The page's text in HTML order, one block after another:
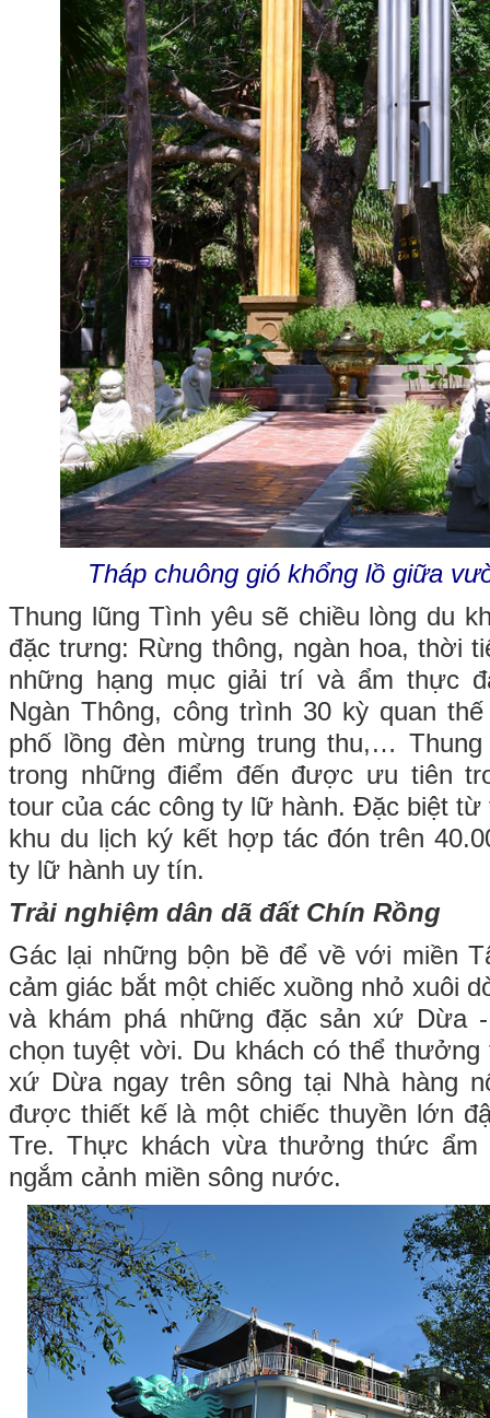
Tháp chuông gió khổng lồ giữa
Thung lũng Tình yêu sẽ chiều lòng du
đặc trưng: Rừng thông, ngàn hoa, thời
những hạng mục giải trí và ẩm thực
Ngàn Thông, công trình 30 kỳ quan
phố lồng đèn mừng trung thu,…
trong những điểm đến được ưu tiên
tour của các công ty lữ hành. Đặc biệt từ
khu du lịch ký kết hợp tác đón trên
ty lữ hành uy tín.
Trải nghiệm dân dã đất Chín Rồng
Gác lại những bộn bề để về với miền
cảm giác bắt một chiếc xuồng nhỏ xuôi
và khám phá những đặc sản xứ Dừa
chọn tuyệt vời. Du khách có thể
xứ Dừa ngay trên sông tại Nhà hàng
được thiết kế là một chiếc thuyền lớn
Tre. Thực khách vừa thưởng thức ẩm
ngắm cảnh miền sông nước.